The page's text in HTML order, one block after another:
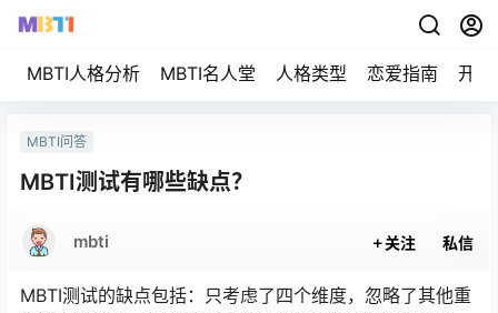
MBTI人格分析 MBTI名人堂 人格类型 恋爱指南 开始
MBTI问答
MBTI测试有哪些缺点？
mbti 关注 私信
MBTI测试的缺点包括：只考虑了四个维度，忽略了其他重